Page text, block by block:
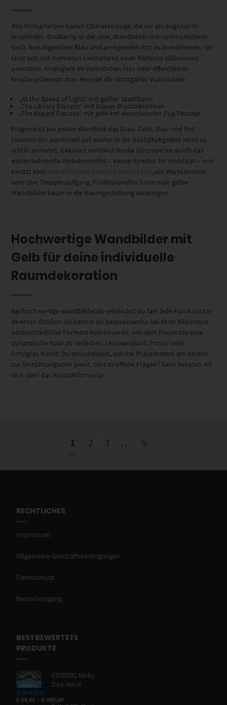
Alle Primärfarben haben Charakterzüge, die wir als angenehm
empfinden. Großartig ist die Idee, Wandbilder mit optimistischem
Gelb, beruhigendem Blau und anregenden Rot zu kombinieren. Sie
lässt sich mit mehreren Exemplaren einer Bildserie stilbewusst
umsetzen. Arrangiere im wohnlichen Flur oder öffentlichen
Empfangsbereich zum Beispiel die Stuttgarter Wandbilder:
„At the Speed of Light“ mit gelber Stadtbahn
„The Library Express“ mit blauer Stadtbibliothek
„The Asgard Express“ mit gelb-rot akzentuierter Zug-Passage.
Prägend ist bei jedem Wandbild das Grau. Gelb, Blau und Rot
tauchen nur punktuell auf, wodurch die Gestaltungsidee nicht zu
schrill anmutet. Gekonnt verlinkst du die Kunstwerke durch das
wiederkehrende Verkehrsmittel – einem Symbol für Mobilität – und
besitzt eine Wandbildserie ideal für deinen Flur, ein Wartezimmer
oder den Treppenaufgang. Professioneller kann man gelbe
Wandbilder kaum in die Raumgestaltung einbringen.
Hochwertige Wandbilder mit
Gelb für deine individuelle
Raumdekoration
Bei hochwertige-wandbilder.de entdeckst du fast jede Fotokunst in
diversen Größen. So kannst du beispielsweise bei einer Bilderserie
unterschiedliche Formate kombinieren, um dem Ensemble eine
dynamische Note zu verleihen. Leinwandbild, Poster oder
Acrylglas-Kunst: Du entscheidest, welche Präsentation am besten
zur Einrichtungsidee passt. Gibt es offene Fragen? Gern beraten wir
dich über das Kontaktformular.
1 2 3 … 5
RECHTLICHES
Impressum
Allgemeine Geschäftsbedingungen
Datenschutz
Bestellvorgang
BESTBEWERTETE
PRODUKTE
EZ00001 Moby
Dick Vol II
Bewertet mit
€ 24,90 –€ 999,00